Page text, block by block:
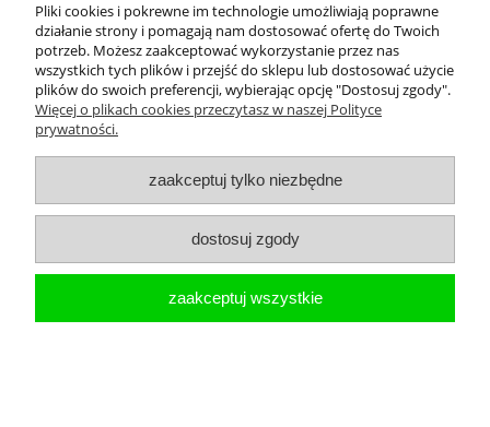
pokaż pełną wersję strony
Sklep internetowy Shoper.pl
Pliki cookies i pokrewne im technologie umożliwiają poprawne
działanie strony i pomagają nam dostosować ofertę do Twoich
potrzeb. Możesz zaakceptować wykorzystanie przez nas
wszystkich tych plików i przejść do sklepu lub dostosować użycie
plików do swoich preferencji, wybierając opcję "Dostosuj zgody".
Więcej o plikach cookies przeczytasz w naszej Polityce
prywatności.
zaakceptuj tylko niezbędne
dostosuj zgody
zaakceptuj wszystkie